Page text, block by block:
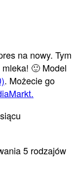
na nowy. Tym
🙂 Model
. Możecie go
5 rodzajów